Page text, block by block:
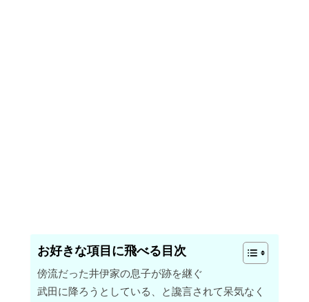
お好きな項目に飛べる目次
傍流だった井伊家の息子が跡を継ぐ
武田に降ろうとしている、と讒言されて呆気なく